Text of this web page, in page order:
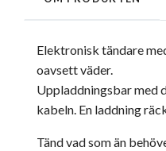
Elektronisk tändare
oavsett väder.
Uppladdningsbar med
kabeln. En laddning
Tänd vad som än